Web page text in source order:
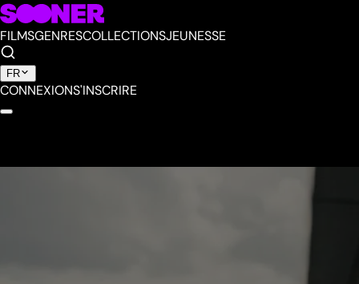
FILMSGENRESCOLLECTIONSJEUNESSE
FR
CONNEXIONS'INSCRIRE